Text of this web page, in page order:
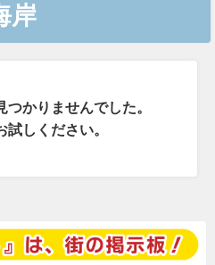
岸
つかりませんでした。
試しください。